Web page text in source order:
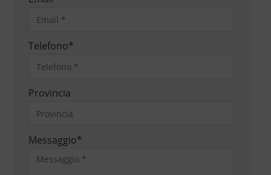
Telefono*
Provincia
Messaggio*